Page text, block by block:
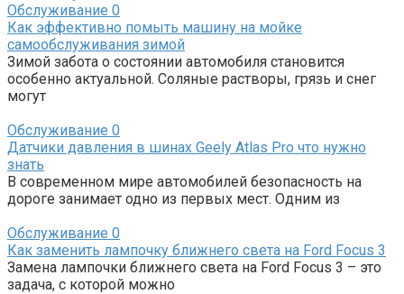
Обслуживание 0
Как эффективно помыть машину на мойке
самообслуживания зимой
Зимой забота о состоянии автомобиля становится
особенно актуальной. Соляные растворы, грязь и снег
могут
Обслуживание 0
Датчики давления в шинах Geely Atlas Pro что нужно
знать
В современном мире автомобилей безопасность на
дороге занимает одно из первых мест. Одним из
Обслуживание 0
Как заменить лампочку ближнего света на Ford Focus 3
Замена лампочки ближнего света на Ford Focus 3 – это
задача, с которой можно